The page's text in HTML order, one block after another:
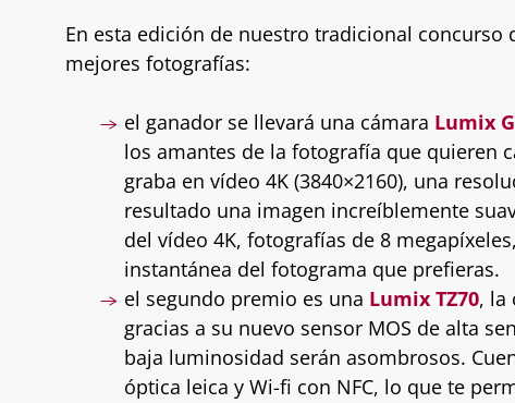
En esta edición de nuestro tradicional
mejores fotografías:
el ganador se llevará una cámara Lumix
los amantes de la fotografía que quieren
graba en vídeo 4K (3840×2160), una
resultado una imagen increíblemente
del vídeo 4K, fotografías de 8
instantánea del fotograma que prefieras.
el segundo premio es una Lumix TZ70, la
gracias a su nuevo sensor MOS de alta
baja luminosidad serán asombrosos.
óptica leica y Wi-fi con NFC, lo que te